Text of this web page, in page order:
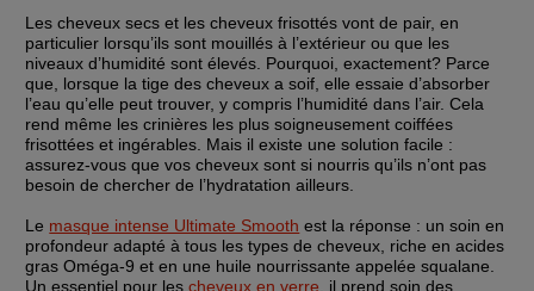
Les cheveux secs et les cheveux frisottés vont de pair, en
particulier lorsqu’ils sont mouillés à l’extérieur ou que les
niveaux d’humidité sont élevés. Pourquoi, exactement? Parce
que, lorsque la tige des cheveux a soif, elle essaie d’absorber
l’eau qu’elle peut trouver, y compris l’humidité dans l’air. Cela
rend même les crinières les plus soigneusement coiffées
frisottées et ingérables. Mais il existe une solution facile :
assurez-vous que vos cheveux sont si nourris qu’ils n’ont pas
besoin de chercher de l’hydratation ailleurs.
Le masque intense Ultimate Smooth est la réponse : un soin en
profondeur adapté à tous les types de cheveux, riche en acides
gras Oméga-9 et en une huile nourrissante appelée squalane.
Un essentiel pour les cheveux en verre, il prend soin des